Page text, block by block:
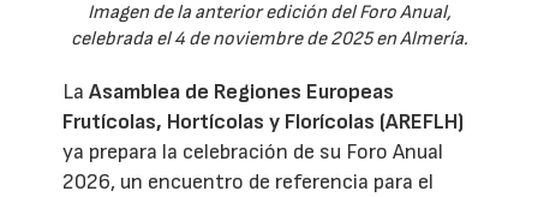
Imagen de la anterior edición del Foro Anual,
celebrada el 4 de noviembre de 2025 en Almería.
LaAsamblea de Regiones Europeas
Frutícolas, Hortícolas y Florícolas (AREFLH)
ya prepara la celebración de su Foro Anual
2026, un encuentro de referencia para el